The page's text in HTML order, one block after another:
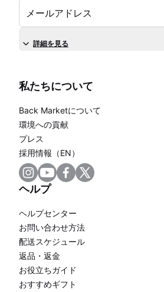
メールアドレス
詳細を見る
私たちについて
Back Marketについて
環境への貢献
プレス
採用情報（EN）
ヘルプ
ヘルプセンター
お問い合わせ方法
配送スケジュール
返品・返金
お役立ちガイド
おすすめギフト